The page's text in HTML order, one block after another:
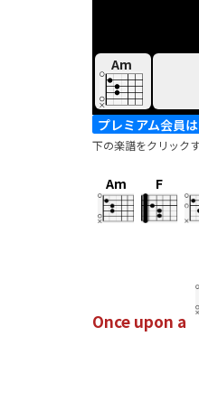
Am
プレミアム会員
下の楽譜をクリック
Am F
Once upon a